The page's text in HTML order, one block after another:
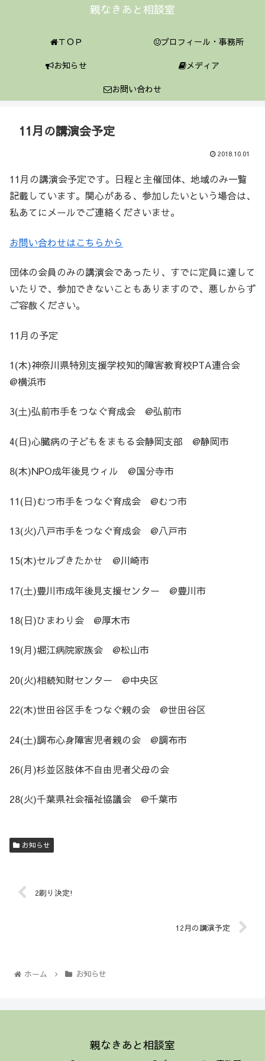
親なきあと相談室
ＴＯＰ
プロフィール・事務所
お知らせ
メディア
お問い合わせ
11月の講演会予定
2018.10.01
11月の講演会予定です。日程と主催団体、地域のみ一覧
記載しています。関心がある、参加したいという場合は、
私あてにメールでご連絡くださいませ。
お問い合わせはこちらから
団体の会員のみの講演会であったり、すでに定員に達して
いたりで、参加できないこともありますので、悪しからず
ご容赦ください。
11月の予定
1(木)神奈川県特別支援学校知的障害教育校PTA連合会
@横浜市
3(土)弘前市手をつなぐ育成会 @弘前市
4(日)心臓病の子どもをまもる会静岡支部 @静岡市
8(木)NPO成年後見ウィル @国分寺市
11(日)むつ市手をつなぐ育成会 @むつ市
13(火)八戸市手をつなぐ育成会 @八戸市
15(木)セルプきたかせ @川崎市
17(土)豊川市成年後見支援センター @豊川市
18(日)ひまわり会 @厚木市
19(月)堀江病院家族会 @松山市
20(火)相続知財センター @中央区
22(木)世田谷区手をつなぐ親の会 @世田谷区
24(土)調布心身障害児者親の会 @調布市
26(月)杉並区肢体不自由児者父母の会
28(火)千葉県社会福祉協議会 @千葉市
お知らせ
2刷り決定!
12月の講演予定
ホーム お知らせ
親なきあと相談室